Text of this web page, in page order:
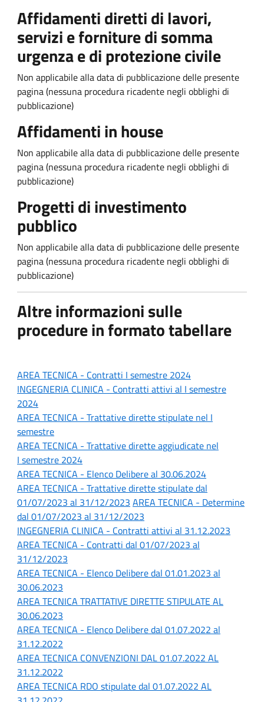
Affidamenti diretti di lavori,
servizi e forniture di somma
urgenza e di protezione civile
Non applicabile alla data di pubblicazione delle presente
pagina (nessuna procedura ricadente negli obblighi di
pubblicazione)
Affidamenti in house
Non applicabile alla data di pubblicazione delle presente
pagina (nessuna procedura ricadente negli obblighi di
pubblicazione)
Progetti di investimento
pubblico
Non applicabile alla data di pubblicazione delle presente
pagina (nessuna procedura ricadente negli obblighi di
pubblicazione)
Altre informazioni sulle
procedure in formato tabellare
AREA TECNICA - Contratti I semestre 2024
INGEGNERIA CLINICA - Contratti attivi al I semestre
2024
AREA TECNICA - Trattative dirette stipulate nel I
semestre
AREA TECNICA - Trattative dirette aggiudicate nel
I semestre 2024
AREA TECNICA - Elenco Delibere al 30.06.2024
AREA TECNICA - Trattative dirette stipulate dal
01/07/2023 al 31/12/2023 AREA TECNICA - Determine
dal 01/07/2023 al 31/12/2023
INGEGNERIA CLINICA - Contratti attivi al 31.12.2023
AREA TECNICA - Contratti dal 01/07/2023 al
31/12/2023
AREA TECNICA - Elenco Delibere dal 01.01.2023 al
30.06.2023
AREA TECNICA TRATTATIVE DIRETTE STIPULATE AL
30.06.2023
AREA TECNICA - Elenco Delibere dal 01.07.2022 al
31.12.2022
AREA TECNICA CONVENZIONI DAL 01.07.2022 AL
31.12.2022
AREA TECNICA RDO stipulate dal 01.07.2022 AL